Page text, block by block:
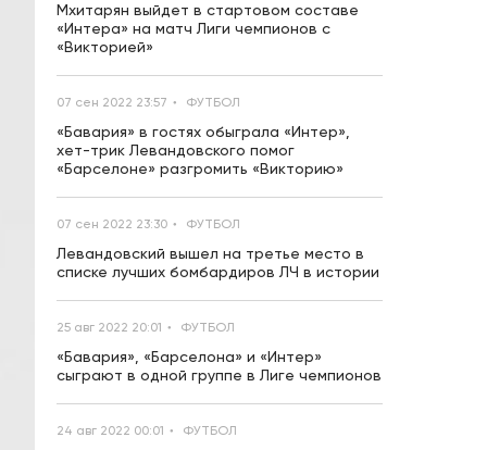
Мхитарян выйдет в стартовом составе
«Интера» на матч Лиги чемпионов с
«Викторией»
07 сен 2022 23:57 ФУТБОЛ
«Бавария» в гостях обыграла «Интер»,
хет-трик Левандовского помог
«Барселоне» разгромить «Викторию»
07 сен 2022 23:30 ФУТБОЛ
Левандовский вышел на третье место в
списке лучших бомбардиров ЛЧ в истории
25 авг 2022 20:01 ФУТБОЛ
«Бавария», «Барселона» и «Интер»
сыграют в одной группе в Лиге чемпионов
24 авг 2022 00:01 ФУТБОЛ